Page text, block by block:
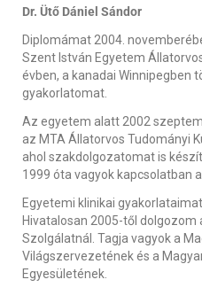
Dr. Ütő Dániel Sándor
Diplomámat 2004.
Szent István Egyetem
évben, a kanadai Winnipegben
gyakorlatomat.
Az egyetem alatt 2002
az MTA Állatorvos Tudományi
ahol szakdolgozatomat is
1999 óta vagyok kapcsolatban
Egyetemi klinikai
Hivatalosan 2005-től dolgozom
Szolgálatnál. Tagja vagyok a
Világszervezetének és a
Egyesületének.